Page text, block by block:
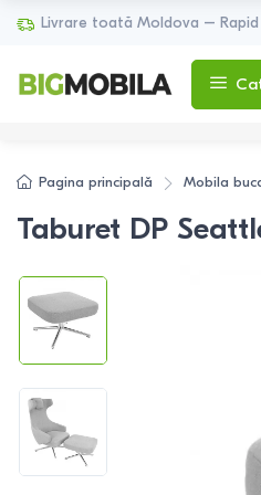
Livrare toată Moldova –
Pagina principală Mobila
Taburet DP